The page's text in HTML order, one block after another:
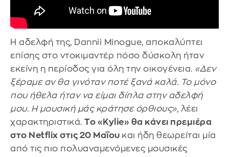
Η αδελφή της, Dannii Minogue, αποκαλύπτει
επίσης στο ντοκιμαντέρ πόσο δύσκολη ήταν
εκείνη η περίοδος για όλη την οικογένεια. «Δεν
ξέραμε αν θα γινόταν ποτέ ξανά καλά. Το μόνο
που ήθελα ήταν να είμαι δίπλα στην αδελφή
μου. Η μουσική μάς κράτησε όρθιους», λέει
χαρακτηριστικά. Το «Kylie» θα κάνει πρεμιέρα
στο Netflix στις 20 Μαΐου και ήδη θεωρείται μία
από τις πιο πολυαναμενόμενες μουσικές